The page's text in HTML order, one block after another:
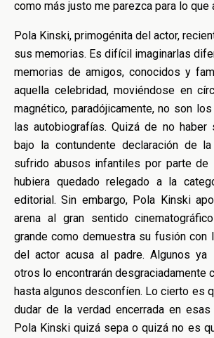
como más justo me parezca para lo que
Pola Kinski, primogénita del actor,
sus memorias. Es difícil imaginarlas
memorias de amigos, conocidos y
aquella celebridad, moviéndose en
magnético, paradójicamente, no son
las autobiografías. Quizá de no haber
bajo la contundente declaración de
sufrido abusos infantiles por parte de
hubiera quedado relegado a la
editorial. Sin embargo, Pola Kinski
arena al gran sentido
grande como demuestra su fusión con
del actor acusa al padre. Algunos ya
otros lo encontrarán desgraciadamente
hasta algunos desconfíen. Lo cierto es
dudar de la verdad encerrada en
Pola Kinski quizá sepa o quizá no es